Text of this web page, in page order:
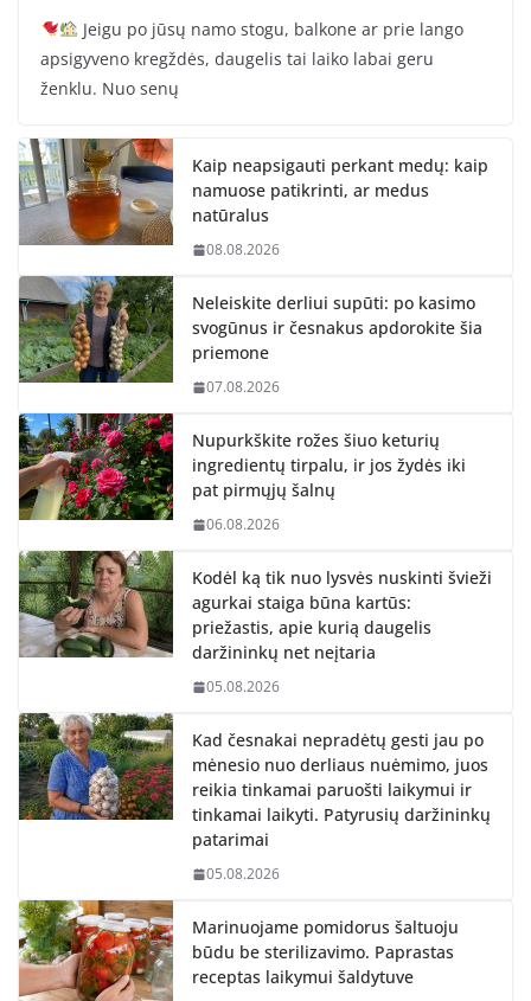
Jeigu po jūsų namo stogu, balkone ar prie lango
apsigyveno kregždės, daugelis tai laiko labai geru
ženklu. Nuo senų
Kaip neapsigauti perkant medų: kaip
namuose patikrinti, ar medus
natūralus
08.08.2026
Neleiskite derliui supūti: po kasimo
svogūnus ir česnakus apdorokite šia
priemone
07.08.2026
Nupurkškite rožes šiuo keturių
ingredientų tirpalu, ir jos žydės iki
pat pirmųjų šalnų
06.08.2026
Kodėl ką tik nuo lysvės nuskinti švieži
agurkai staiga būna kartūs:
priežastis, apie kurią daugelis
daržininkų net neįtaria
05.08.2026
Kad česnakai nepradėtų gesti jau po
mėnesio nuo derliaus nuėmimo, juos
reikia tinkamai paruošti laikymui ir
tinkamai laikyti. Patyrusių daržininkų
patarimai
05.08.2026
Marinuojame pomidorus šaltuoju
būdu be sterilizavimo. Paprastas
receptas laikymui šaldytuve